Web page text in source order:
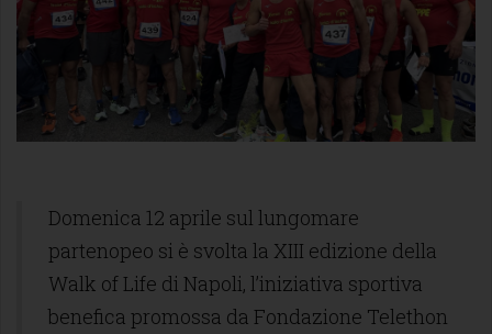
Domenica 12 aprile sul lungomare
partenopeo si è svolta la XIII edizione della
Walk of Life di Napoli, l’iniziativa sportiva
benefica promossa da Fondazione Telethon